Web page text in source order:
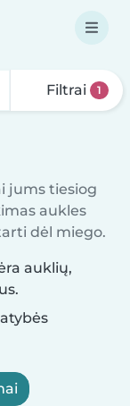
Filtrai 1
jums tiesiog
aukles
dėl miego.
auklių,